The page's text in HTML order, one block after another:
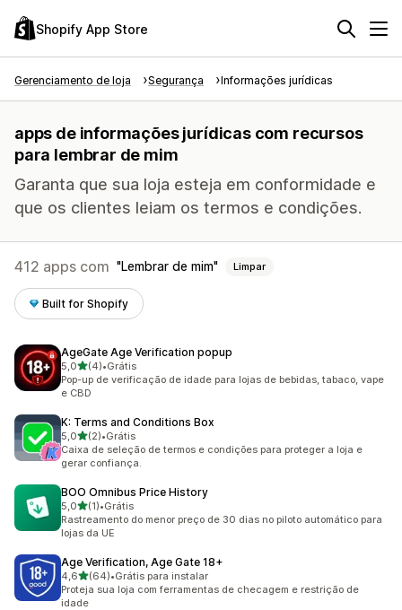
Shopify App Store
Gerenciamento de loja Segurança Informações jurídicas
apps de informações jurídicas com recursos
para lembrar de mim
Garanta que sua loja esteja em conformidade e
que os clientes leiam os termos e condições.
412 apps com Lembrar de mim Limpar
Built for Shopify
AgeGate Age Verification popup
5,0de 5 estrelas
(4)
4 avaliações ao todo
•Grátis
Pop-up de verificação de idade para lojas de bebidas, tabaco, vape
e CBD
K: Terms and Conditions Box
5,0de 5 estrelas
(2)
2 avaliações ao todo
•Grátis
Caixa de seleção de termos e condições para proteger a loja e
gerar confiança.
BOO Omnibus Price History
5,0de 5 estrelas
(1)
1 avaliações ao todo
•Grátis
Rastreamento do menor preço de 30 dias no piloto automático para
lojas da UE
Age Verification, Age Gate 18+
4,6de 5 estrelas
(64)
64 avaliações ao todo
•Grátis para instalar
Proteja sua loja com ferramentas de checagem e restrição de
idade